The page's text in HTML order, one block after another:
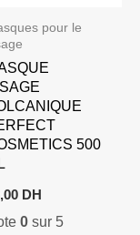
pour le
500
DH
0 sur 5